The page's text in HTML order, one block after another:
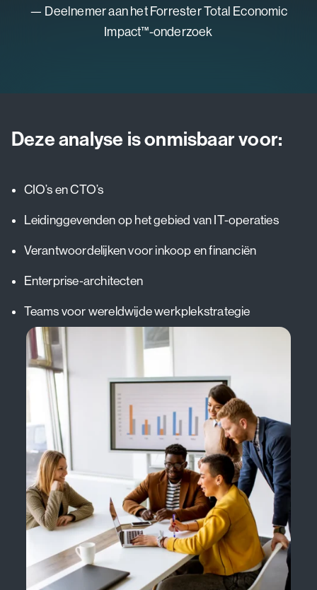
— Deelnemer aan het Forrester Total Economic
Impact™-onderzoek
Deze analyse is onmisbaar voor:
CIO’s en CTO’s
Leidinggevenden op het gebied van IT-operaties
Verantwoordelijken voor inkoop en financiën
Enterprise-architecten
Teams voor wereldwijde werkplekstrategie